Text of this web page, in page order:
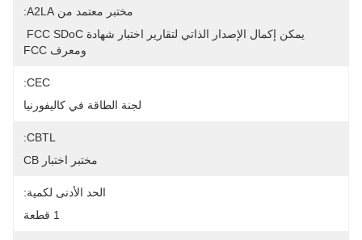
مختبر معتمد من A2LA:
ومعرف FCC
CEC:
لجنة الطاقة في كاليفورنيا
CBTL:
مختبر اختبار CB
الحد الأدنى لكمية:
1 قطعة